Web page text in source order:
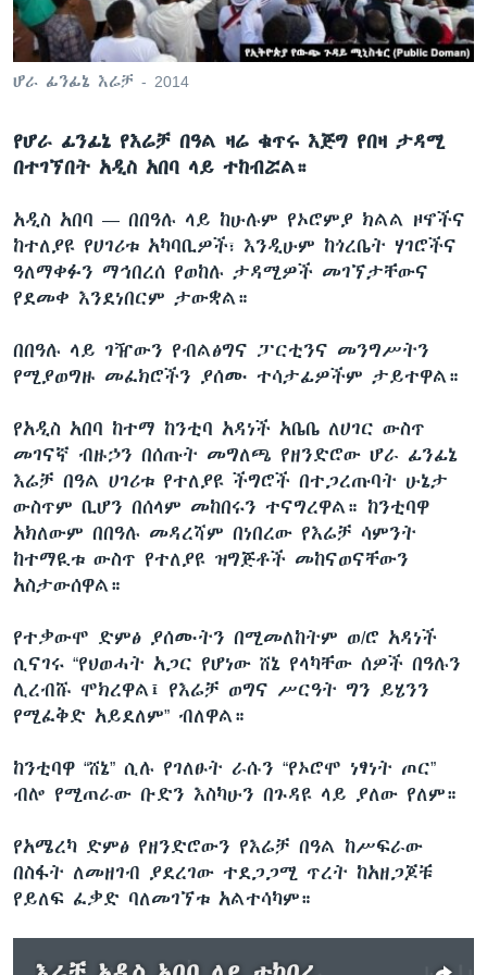
ቋንቋዎች
ሆራ ፊንፊኔ እሬቻ - 2014
የሆራ ፊንፊኔ የእሬቻ በዓል ዛሬ ቁጥሩ እጅግ የበዛ ታዳሚ
በተገኘበት አዲስ አበባ ላይ ተከብሯል።
አዲስ አበባ — በበዓሉ ላይ ከሁሉም የኦሮምያ ክልል ዞኖችና
ከተለያዩ የሀገሪቱ አካባቢዎች፣ እንዲሁም ከጎረቤት ሃገሮችና
ዓለማቀፉን ማኅበረሰ የወከሉ ታዳሚዎች መገኘታቸውና
የደመቀ እንደነበርም ታውቋል።
በበዓሉ ላይ ገዥውን የብልፅግና ፓርቲንና መንግሥትን
የሚያወግዙ መፈክሮችን ያሰሙ ተሳታፊዎችም ታይተዋል።
የአዲስ አበባ ከተማ ከንቲባ አዳነች አቤቤ ለሀገር ውስጥ
መገናኛ ብዙኃን በሰጡት መግለጫ የዘንድሮው ሆራ ፊንፊኔ
እሬቻ በዓል ሀገሪቱ የተለያዩ ችግሮች በተጋረጡባት ሁኔታ
ውስጥም ቢሆን በሰላም መከበሩን ተናግረዋል። ከንቲባዋ
አክለውም በበዓሉ መዳረሻም በነበረው የእሬቻ ሳምንት
ከተማዪቱ ውስጥ የተለያዩ ዝግጅቶች መከናወናቸውን
አስታውሰዋል።
የተቃውሞ ድምፅ ያሰሙትን በሚመለከትም ወ/ሮ አዳነች
ሲናገሩ “የህወሓት አጋር የሆነው ሸኔ የላካቸው ሰዎች በዓሉን
ሊረብሹ ሞክረዋል፤ የእሬቻ ወግና ሥርዓት ግን ይሄንን
የሚፈቅድ አይደለም” ብለዋል።
ከንቲባዋ “ሸኔ” ሲሉ የገለፁት ራሱን “የኦሮሞ ነፃነት ጦር”
ብሎ የሚጠራው ቡድን እስካሁን በጉዳዩ ላይ ያለው የለም።
የአሜረካ ድምፅ የዘንድሮውን የእሬቻ በዓል ከሥፍራው
በስፋት ለመዘገብ ያደረገው ተደጋጋሚ ጥረት ከአዘጋጆቹ
የይለፍ ፈቃድ ባለመገኘቱ አልተሳካም።